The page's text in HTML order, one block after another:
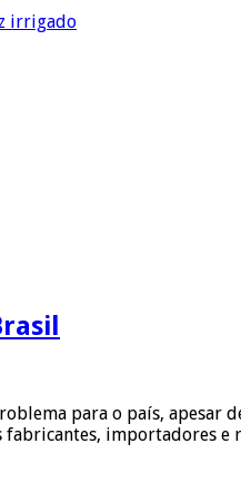
irrigado
para o país, apesar
importadores